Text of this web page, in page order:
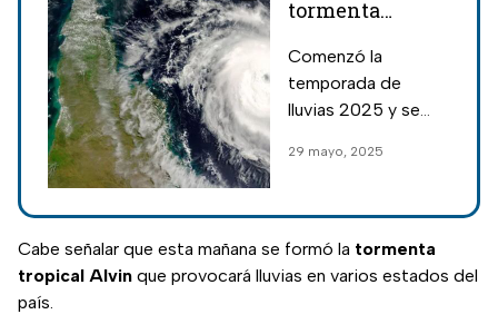
tormenta
en el Pacífico;
afectará a estos
Comenzó la
temporada de
lluvias 2025 y se
tropical Alvin que
estados del país;
autoridades emiten
recomendaciones.
29 mayo, 2025
Cabe señalar que esta mañana se formó la tormenta
tropical Alvin que provocará lluvias en varios estados del
país.